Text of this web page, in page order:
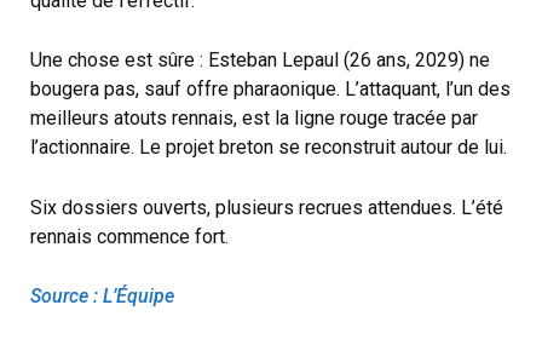
Une chose est sûre : Esteban Lepaul (26 ans, 2029) ne
bougera pas, sauf offre pharaonique. L’attaquant, l’un des
meilleurs atouts rennais, est la ligne rouge tracée par
l’actionnaire. Le projet breton se reconstruit autour de lui.
Six dossiers ouverts, plusieurs recrues attendues. L’été
rennais commence fort.
Source : L’Équipe